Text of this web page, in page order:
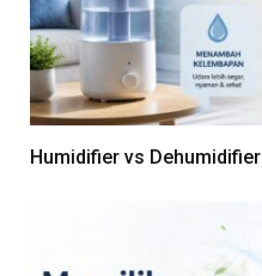
Humidifier vs Dehumidifier